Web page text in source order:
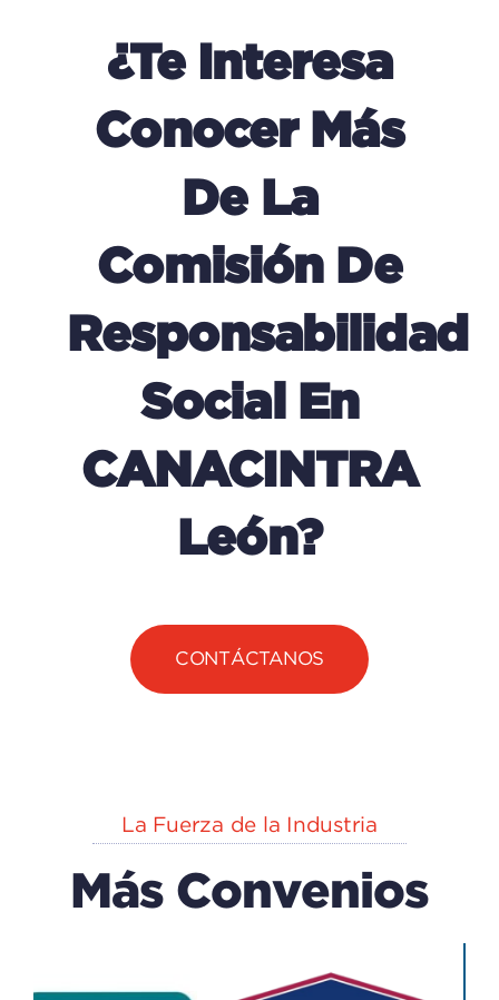
¿Te Interesa
Conocer Más
De La
Comisión De
Responsabilidad
Social En
CANACINTRA
León?
CONTÁCTANOS
La Fuerza de la Industria
Más Convenios
EXPLORA